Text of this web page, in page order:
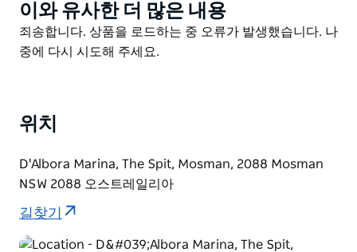
Product
List
이와 유사한 더 많은 내용
Product
List
죄송합니다. 상품을 로드하는 중 오류가 발생했습니다. 나
중에 다시 시도해 주세요.
위치
D'Albora Marina, The Spit, Mosman, 2088 Mosman
NSW 2088 오스트레일리아
길찾기